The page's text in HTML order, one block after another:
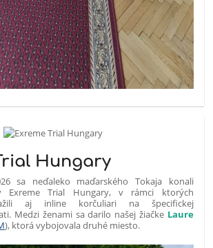
Hungary
sa neďaleko maďarského Tokaja konali
Exreme Trial Hungary, v rámci ktorých
aj inline korčuliari na špecifickej
Medzi ženami sa darilo našej žiačke Laure
), ktorá vybojovala druhé miesto.